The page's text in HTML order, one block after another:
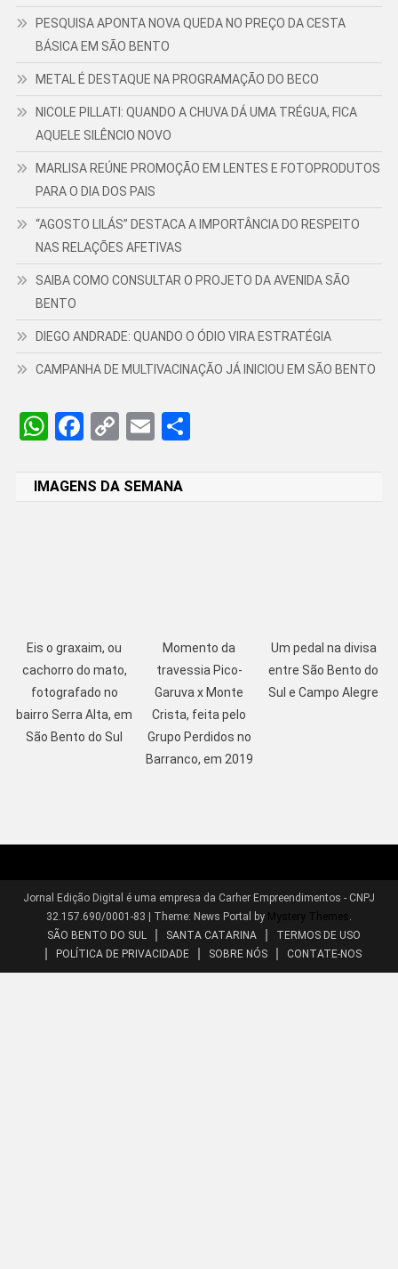
PESQUISA APONTA NOVA QUEDA NO PREÇO DA CESTA
BÁSICA EM SÃO BENTO
METAL É DESTAQUE NA PROGRAMAÇÃO DO BECO
NICOLE PILLATI: QUANDO A CHUVA DÁ UMA TRÉGUA, FICA
AQUELE SILÊNCIO NOVO
MARLISA REÚNE PROMOÇÃO EM LENTES E FOTOPRODUTOS
PARA O DIA DOS PAIS
“AGOSTO LILÁS” DESTACA A IMPORTÂNCIA DO RESPEITO
NAS RELAÇÕES AFETIVAS
SAIBA COMO CONSULTAR O PROJETO DA AVENIDA SÃO
BENTO
DIEGO ANDRADE: QUANDO O ÓDIO VIRA ESTRATÉGIA
CAMPANHA DE MULTIVACINAÇÃO JÁ INICIOU EM SÃO BENTO
WhatsApp
Facebook
CopyEmail
IMAGENS DA SEMANA
Eis o graxaim, ou
cachorro do mato,
fotografado no
bairro Serra Alta, em
São Bento do Sul
Momento da
travessia Pico-
Garuva x Monte
Crista, feita pelo
Grupo Perdidos no
Barranco, em 2019
Um pedal na divisa
entre São Bento do
Sul e Campo Alegre
Jornal Edição Digital é uma empresa da Carher Empreendimentos - CNPJ
32.157.690/0001-83 | Theme: News Portal by Mystery Themes
SÃO BENTO DO SUL
SANTA CATARINA
TERMOS DE USO
POLÍTICA DE PRIVACIDADE
SOBRE NÓS CONTATE-NOS